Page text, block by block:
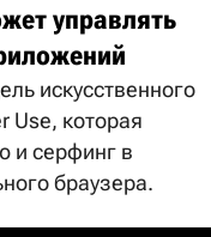
управлять
искусственного
Use, которая
и серфинг в
браузера.